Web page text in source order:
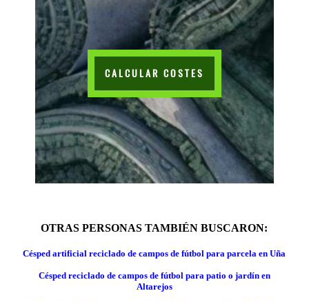
CALCULAR COSTES
OTRAS PERSONAS TAMBIÉN BUSCARON:
Césped artificial reciclado de campos de fútbol para parcela en Uña
Césped reciclado de campos de fútbol para patio o jardín en
Altarejos